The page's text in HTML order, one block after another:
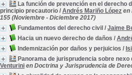
La función de prevención en el derecho
principio precautorio / Andrés Mariño López en
155 (Noviembre - Diciembre 2017)
Fundamentos del derecho civil / Jaime
Hacia un nuevo derecho de daños /
Indemnización por daños y perjuicios /
Panorama de jurisprudencia sobre nexo
Venturini en Doctrina y Jurisprudencia de